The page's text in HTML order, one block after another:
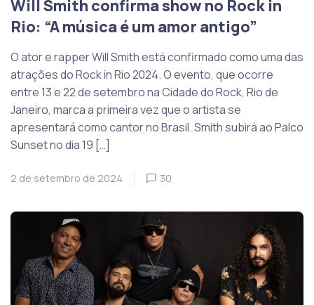
Will Smith confirma show no Rock in
Rio: “A música é um amor antigo”
O ator e rapper Will Smith está confirmado como uma das
atrações do Rock in Rio 2024. O evento, que ocorre
entre 13 e 22 de setembro na Cidade do Rock, Rio de
Janeiro, marca a primeira vez que o artista se
apresentará como cantor no Brasil. Smith subirá ao Palco
Sunset no dia 19 […]
2 de setembro de 2024 30